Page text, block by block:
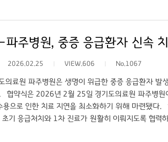
·중환자실 수간호사와 공공보건의료사업실 실무
시됐다. 또한 영상 및 검사 결과 사전 공유 체계 구축,
의를 통해 단계적으로 보완할 계획이다.
파주병원, 중증 응급환자 신속
2026.02.25 VIEW.606 No.1067
의료원 파주병원은 생명이 위급한 중증 응급환자
협약식은 2026년 2월 25일 경기도의료원 파주병
용으로 인한 치료 지연을 최소화하기 위해 마련됐
초기 응급처치와 1차 진료가 원활히 이뤄지도록 협